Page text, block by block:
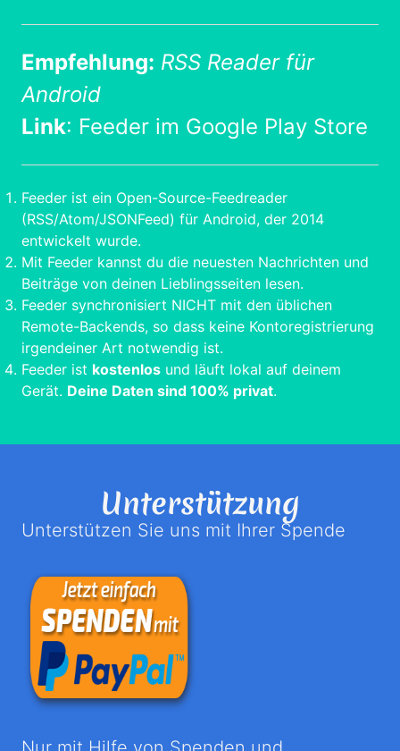
Empfehlung: RSS Reader für
Android
Link: Feeder im Google Play Store
Feeder ist ein Open-Source-Feedreader
(RSS/Atom/JSONFeed) für Android, der 2014
entwickelt wurde.
Mit Feeder kannst du die neuesten Nachrichten und
Beiträge von deinen Lieblingsseiten lesen.
Feeder synchronisiert NICHT mit den üblichen
Remote-Backends, so dass keine Kontoregistrierung
irgendeiner Art notwendig ist.
Feeder ist kostenlos und läuft lokal auf deinem
Gerät. Deine Daten sind 100% privat.
Unterstützung
Unterstützen Sie uns mit Ihrer Spende